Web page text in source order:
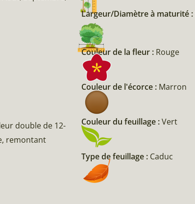
double de 12-
remontant
Largeur/Diamètre à maturité :
Couleur de la fleur : Rouge
Couleur de l'écorce : Marron
Couleur du feuillage :Vert
Type de feuillage : Caduc